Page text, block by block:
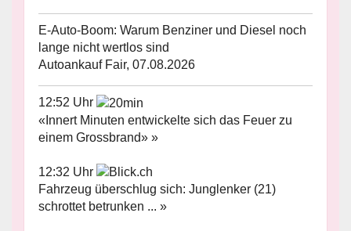
E-Auto-Boom: Warum Benziner und Diesel noch
lange nicht wertlos sind
Autoankauf Fair, 07.08.2026
12:52 Uhr
«Innert Minuten entwickelte sich das Feuer zu
einem Grossbrand» »
12:32 Uhr
Fahrzeug überschlug sich: Junglenker (21)
schrottet betrunken ... »